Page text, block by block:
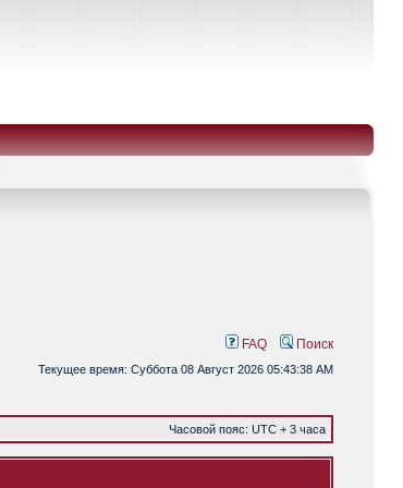
FAQ Поиск
Текущее время: Суббота 08 Август 2026 05:43:38 AM
Часовой пояс: UTC + 3 часа